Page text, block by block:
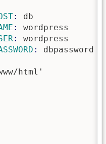
: db
: wordpress
: wordpress
: dbpassword
html'